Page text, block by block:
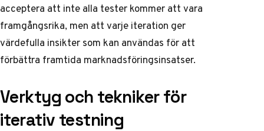
acceptera att inte alla tester kommer att vara
framgångsrika, men att varje iteration ger
värdefulla insikter som kan användas för att
förbättra framtida marknadsföringsinsatser.
Verktyg och tekniker för
iterativ testning